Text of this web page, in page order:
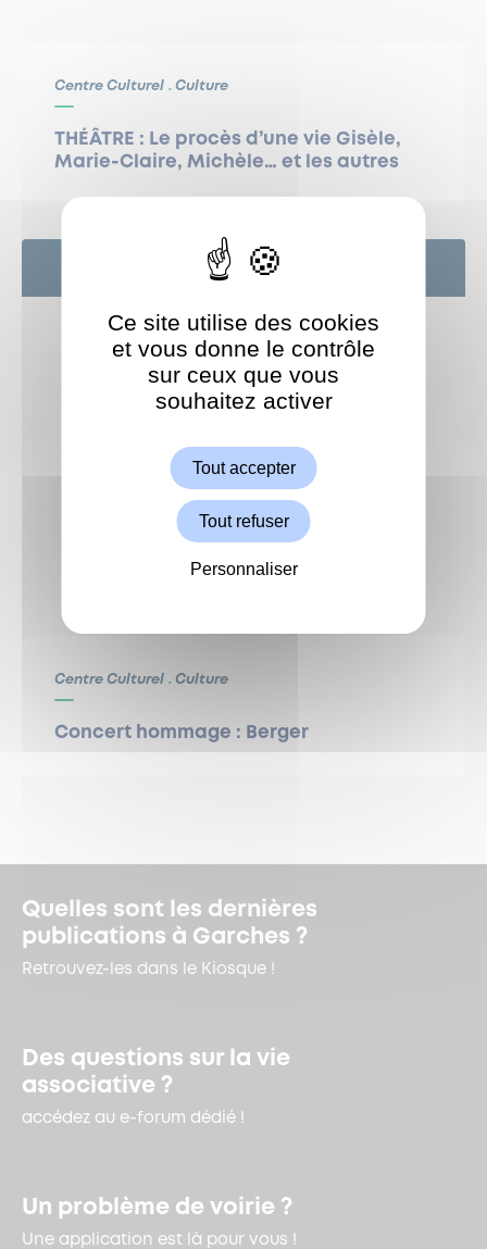
Centre Culturel Culture
THÉÂTRE : Le procès d’une vie Gisèle,
Marie-Claire, Michèle… et les autres
24 SEP
Centre Culturel Culture
Concert hommage : Berger
Quelles sont les dernières
publications à Garches ?
Retrouvez-les dans le Kiosque !
Des questions sur la vie
associative ?
accédez au e-forum dédié !
Un problème de voirie ?
Une application est là pour vous !
ShareThis est désactivé.
Ce site utilise des cookies
et vous donne le contrôle
sur ceux que vous
souhaitez activer
Tout accepter
Tout refuser
Personnaliser